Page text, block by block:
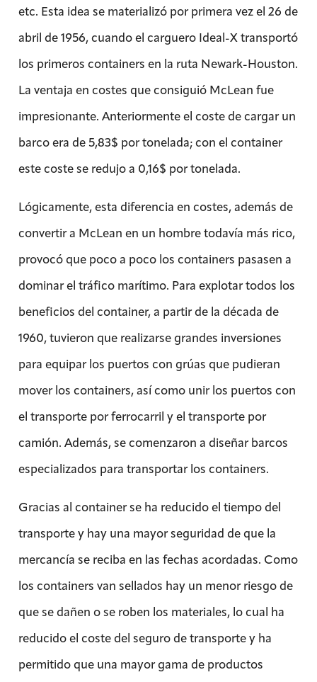
etc. Esta idea se materializó por primera vez el 26 de
abril de 1956, cuando el carguero Ideal-X transportó
los primeros containers en la ruta Newark-Houston.
La ventaja en costes que consiguió McLean fue
impresionante. Anteriormente el coste de cargar un
barco era de 5,83$ por tonelada; con el container
este coste se redujo a 0,16$ por tonelada.
Lógicamente, esta diferencia en costes, además de
convertir a McLean en un hombre todavía más rico,
provocó que poco a poco los containers pasasen a
dominar el tráfico marítimo. Para explotar todos los
beneficios del container, a partir de la década de
1960, tuvieron que realizarse grandes inversiones
para equipar los puertos con grúas que pudieran
mover los containers, así como unir los puertos con
el transporte por ferrocarril y el transporte por
camión. Además, se comenzaron a diseñar barcos
especializados para transportar los containers.
Gracias al container se ha reducido el tiempo del
transporte y hay una mayor seguridad de que la
mercancía se reciba en las fechas acordadas. Como
los containers van sellados hay un menor riesgo de
que se dañen o se roben los materiales, lo cual ha
reducido el coste del seguro de transporte y ha
permitido que una mayor gama de productos